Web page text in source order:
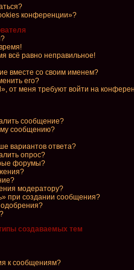
конференции»?
всё равно неправильное!
вместе со своим именем?
его?
от меня требуют войти на
сообщение?
сообщению?
вариантов ответа?
опрос?
форумы?
модератору?
при создании сообщения?
создаваемых тем
к сообщениям?